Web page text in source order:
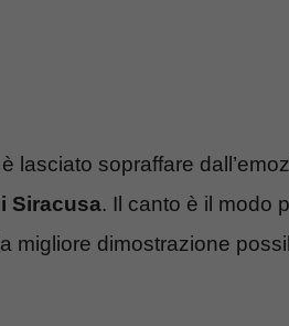
lasciato sopraffare
Siracusa. Il canto è il modo
migliore dimostrazione